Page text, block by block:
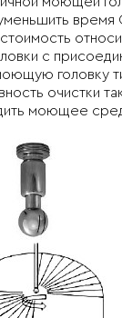
с
головку
очистки
моющее